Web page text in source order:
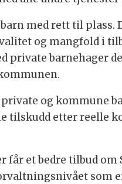
med rett til plass.
og mangfold i
private barnehager
og kommune
etter reelle
et bedre tilbud
som